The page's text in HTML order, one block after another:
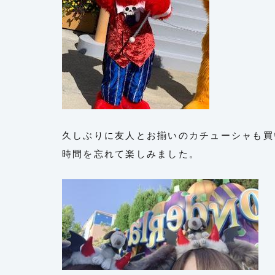
久しぶりに友人とお揃いのカチューシャも
時間を忘れて楽しみました。